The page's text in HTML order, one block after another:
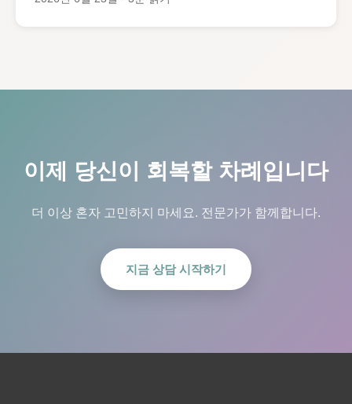
이제 당신이 회복할 차례입니다
더 이상 혼자 고민하지 마세요. 전문가가 함께합니다.
지금 상담 시작하기